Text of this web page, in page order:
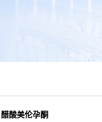
醋酸美伦孕酮